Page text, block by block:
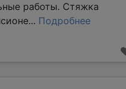
работы. Стяжка
Подробнее